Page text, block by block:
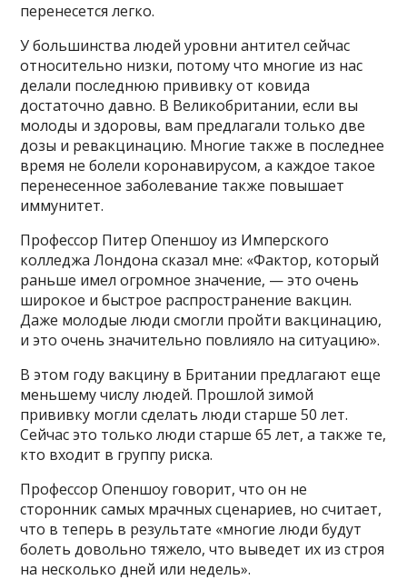
перенесется легко.
У большинства людей уровни антител сейчас
относительно низки, потому что многие из нас
делали последнюю прививку от ковида
достаточно давно. В Великобритании, если вы
молоды и здоровы, вам предлагали только две
дозы и ревакцинацию. Многие также в последнее
время не болели коронавирусом, а каждое такое
перенесенное заболевание также повышает
иммунитет.
Профессор Питер Опеншоу из Имперского
колледжа Лондона сказал мне: «Фактор, который
раньше имел огромное значение, — это очень
широкое и быстрое распространение вакцин.
Даже молодые люди смогли пройти вакцинацию,
и это очень значительно повлияло на ситуацию».
В этом году вакцину в Британии предлагают еще
меньшему числу людей. Прошлой зимой
прививку могли сделать люди старше 50 лет.
Сейчас это только люди старше 65 лет, а также те,
кто входит в группу риска.
Профессор Опеншоу говорит, что он не
сторонник самых мрачных сценариев, но считает,
что в теперь в результате «многие люди будут
болеть довольно тяжело, что выведет их из строя
на несколько дней или недель».